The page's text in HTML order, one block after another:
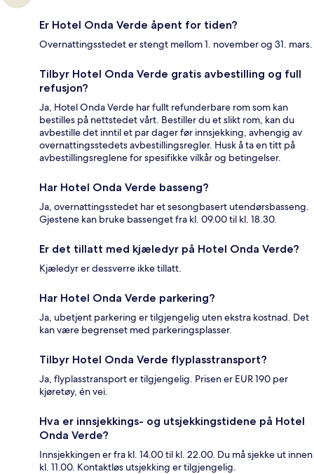
Er Hotel Onda Verde åpent for tiden?
Overnattingsstedet er stengt mellom 1. november og 31. mars.
Tilbyr Hotel Onda Verde gratis avbestilling og full
refusjon?
Ja, Hotel Onda Verde har fullt refunderbare rom som kan
bestilles på nettstedet vårt. Bestiller du et slikt rom, kan du
avbestille det inntil et par dager før innsjekking, avhengig av
overnattingsstedets avbestillingsregler. Husk å ta en titt på
avbestillingsreglene for spesifikke vilkår og betingelser.
Har Hotel Onda Verde basseng?
Ja, overnattingsstedet har et sesongbasert utendørsbasseng.
Gjestene kan bruke bassenget fra kl. 09.00 til kl. 18.30.
Er det tillatt med kjæledyr på Hotel Onda Verde?
Kjæledyr er dessverre ikke tillatt.
Har Hotel Onda Verde parkering?
Ja, ubetjent parkering er tilgjengelig uten ekstra kostnad. Det
kan være begrenset med parkeringsplasser.
Tilbyr Hotel Onda Verde flyplasstransport?
Ja, flyplasstransport er tilgjengelig. Prisen er EUR 190 per
kjøretøy, én vei.
Hva er innsjekkings- og utsjekkingstidene på Hotel
Onda Verde?
Innsjekkingen er fra kl. 14.00 til kl. 22.00. Du må sjekke ut innen
kl. 11.00. Kontaktløs utsjekking er tilgjengelig.